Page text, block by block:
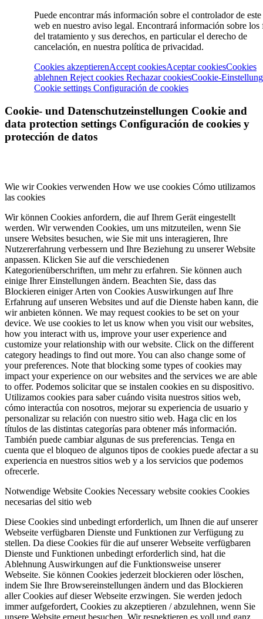
Puede encontrar más información sobre el controlador de
web en nuestro aviso legal. Encontrará información sobre los
del tratamiento y sus derechos, en particular el derecho de
cancelación, en nuestra política de privacidad.
Cookies akzeptierenAccept cookiesAceptar cookiesCookies
ablehnen Reject cookies Rechazar cookiesCookie-
Cookie settings Configuración de cookies
Cookie- und Datenschutzeinstellungen Cookie and
data protection settings Configuración de cookies y
protección de datos
Wie wir Cookies verwenden How we use cookies Cómo utilizamos
las cookies
Wir können Cookies anfordern, die auf Ihrem Gerät eingestellt
werden. Wir verwenden Cookies, um uns mitzuteilen, wenn Sie
unsere Websites besuchen, wie Sie mit uns interagieren, Ihre
Nutzererfahrung verbessern und Ihre Beziehung zu unserer Website
anpassen. Klicken Sie auf die verschiedenen
Kategorienüberschriften, um mehr zu erfahren. Sie können auch
einige Ihrer Einstellungen ändern. Beachten Sie, dass das
Blockieren einiger Arten von Cookies Auswirkungen auf Ihre
Erfahrung auf unseren Websites und auf die Dienste haben kann, die
wir anbieten können. We may request cookies to be set on your
device. We use cookies to let us know when you visit our websites,
how you interact with us, improve your user experience and
customize your relationship with our website. Click on the different
category headings to find out more. You can also change some of
your preferences. Note that blocking some types of cookies may
impact your experience on our websites and the services we are able
to offer. Podemos solicitar que se instalen cookies en su dispositivo.
Utilizamos cookies para saber cuándo visita nuestros sitios web,
cómo interactúa con nosotros, mejorar su experiencia de usuario y
personalizar su relación con nuestro sitio web. Haga clic en los
títulos de las distintas categorías para obtener más información.
También puede cambiar algunas de sus preferencias. Tenga en
cuenta que el bloqueo de algunos tipos de cookies puede afectar a su
experiencia en nuestros sitios web y a los servicios que podemos
ofrecerle.
Notwendige Website Cookies Necessary website cookies Cookies
necesarias del sitio web
Diese Cookies sind unbedingt erforderlich, um Ihnen die auf unserer
Webseite verfügbaren Dienste und Funktionen zur Verfügung zu
stellen. Da diese Cookies für die auf unserer Webseite verfügbaren
Dienste und Funktionen unbedingt erforderlich sind, hat die
Ablehnung Auswirkungen auf die Funktionsweise unserer
Webseite. Sie können Cookies jederzeit blockieren oder löschen,
indem Sie Ihre Browsereinstellungen ändern und das Blockieren
aller Cookies auf dieser Webseite erzwingen. Sie werden jedoch
immer aufgefordert, Cookies zu akzeptieren / abzulehnen, wenn Sie
unsere Website erneut besuchen. Wir respektieren es voll und ganz,